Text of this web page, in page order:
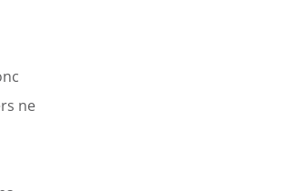
ne